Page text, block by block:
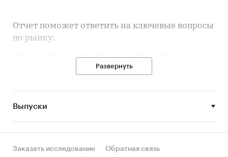
Отчет поможет ответить на ключевые вопросы
по рынку:
• Каков объем розничного рынка игр и
игрушек в Республике Крым, много это или
России?
• Рынок растет или снижается? Если растет, то
за счет реального спроса или за счет
динамикой других регионов?
Развернуть
Выпуски
Заказать исследование
Обратная связь